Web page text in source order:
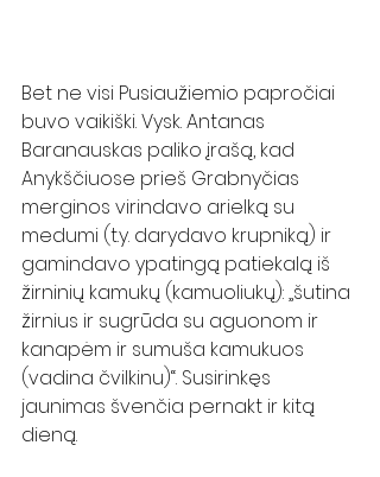
Bet ne visi Pusiaužiemio papročiai
buvo vaikiški. Vysk. Antanas
Baranauskas paliko įrašą, kad
Anykščiuose prieš Grabnyčias
merginos virindavo arielką su
medumi (t.y. darydavo krupniką) ir
gamindavo ypatingą patiekalą iš
žirninių kamukų (kamuoliukų): „šutina
žirnius ir sugrūda su aguonom ir
kanapėm ir sumuša kamukuos
(vadina čvilkinu)“. Susirinkęs
jaunimas švenčia pernakt ir kitą
dieną.